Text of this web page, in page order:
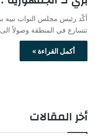
أكّد رئيس مجلس النواب نبيه
تتسارع في المنطقة وصولاً
أكمل القراءة »
أخر المقالات